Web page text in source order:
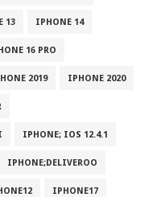
13 IPHONE 14
16 PRO
2019 IPHONE 2020
IPHONE; IOS 12.4.1
IPHONE;DELIVEROO
IPHONE17